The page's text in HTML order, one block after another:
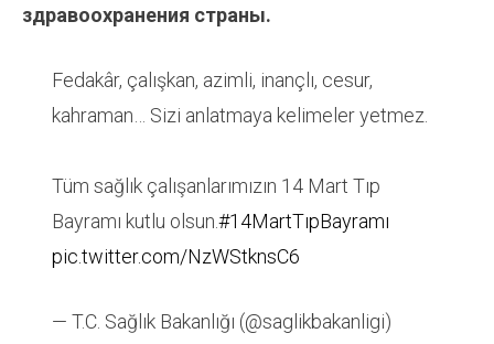
здравоохранения страны.
Fedakâr, çalışkan, azimli, inançlı, cesur,
kahraman… Sizi anlatmaya kelimeler yetmez.
Tüm sağlık çalışanlarımızın 14 Mart Tıp
Bayramı kutlu olsun.#14MartTıpBayramı
pic.twitter.com/NzWStknsC6
— T.C. Sağlık Bakanlığı (@saglikbakanligi)